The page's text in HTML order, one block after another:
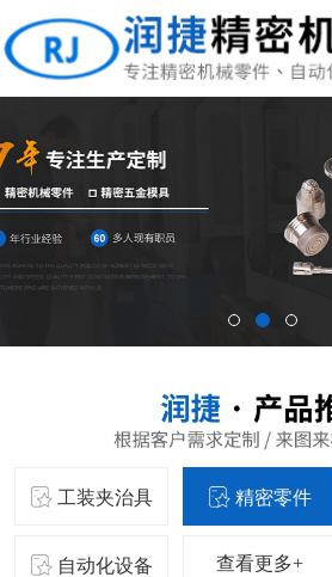
工装夹治具 精密零件
自动化设备 查看更多+